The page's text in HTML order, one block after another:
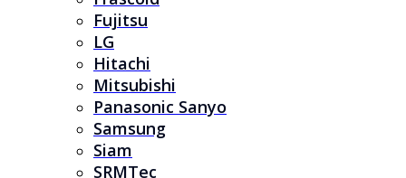
Fujitsu
LG
Hitachi
Mitsubishi
Panasonic Sanyo
Samsung
Siam
SRMTec